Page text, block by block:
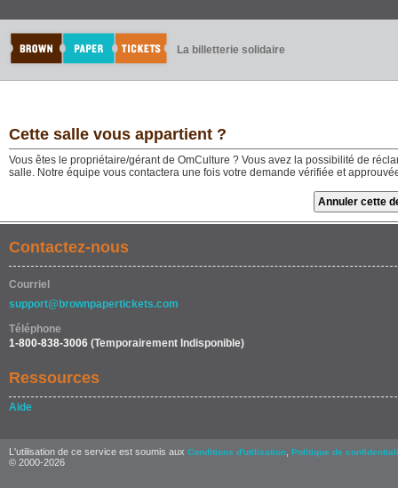
La billetterie solidaire
Cette salle vous appartient ?
Vous êtes le propriétaire/gérant de OmCulture ? Vous avez la possibilité de
salle. Notre équipe vous contactera une fois votre demande vérifiée et
Contactez-nous
Courriel
support@brownpapertickets.com
Téléphone
1-800-838-3006 (Temporairement Indisponible)
Ressources
Aide
L'utilisation de ce service est soumis aux Conditions d'utilisation Politique de
© 2000-2026